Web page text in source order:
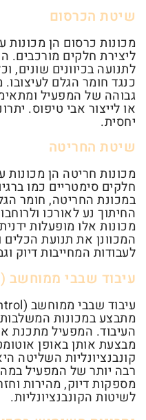
שיטת הכרסום
מכונות כרסום הן מכונות
ליצירת חלקים מורכבים.
לתנועה בכיוונים שונים,
כנגד חומר הגלם
גבוהה של המפעיל
או לייצור אבי טיפוס.
יחסית.
שיטת החריטה
מכונות חריטה הן
חלקים סימטריים כמו
במכונת החריטה, חומר
החיתוך נע לאורכו
מכונות אלו מופעלות
המכוונן את תנועת
לעבודות המחייבות דיוק
עיבוד שבבי ממוחשב (CNC)
מתבצע במכונות
העיבוד. המפעיל מתכנת
מבצעת אותן באופן
קונבנציונליות השליטה
מספקות דיוק, מהירות
לשיטות הקונבנציונליות.